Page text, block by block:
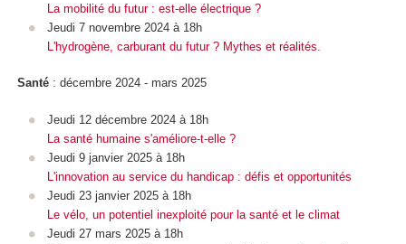
La mobilité du futur : est-elle électrique ?
Jeudi 7 novembre 2024 à 18h
L'hydrogène, carburant du futur ? Mythes et réalités.
Santé : décembre 2024 - mars 2025
Jeudi 12 décembre 2024 à 18h
La santé humaine s'améliore-t-elle ?
Jeudi 9 janvier 2025 à 18h
L'innovation au service du handicap : défis et opportunités
Jeudi 23 janvier 2025 à 18h
Le vélo, un potentiel inexploité pour la santé et le climat
Jeudi 27 mars 2025 à 18h